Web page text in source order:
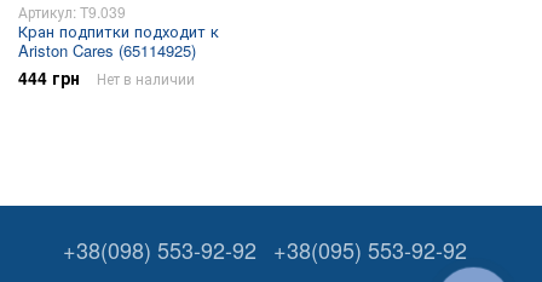
Артикул: T9.039
Кран подпитки подходит к
Ariston Cares (65114925)
444 грн Нет в наличии
+38(098) 553-92-92
+38(095) 553-92-92